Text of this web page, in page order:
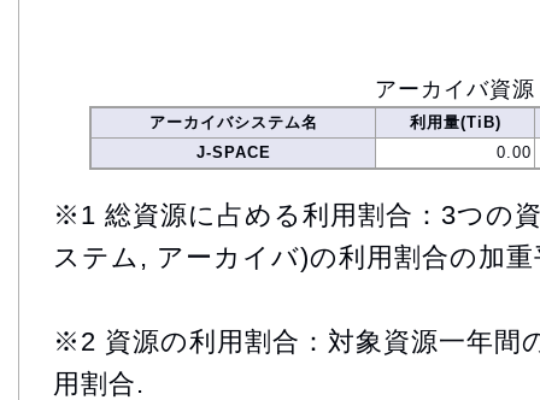
アーカイバ資源
アーカイバシステム名
利用量(TiB)
J-SPACE
0.00
※1 総資源に占める利用割合：3つの
ステム, アーカイバ)の利用割合の加重
※2 資源の利用割合：対象資源一年間
用割合.